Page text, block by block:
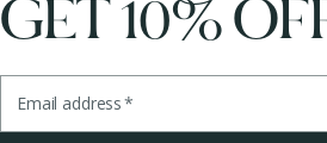
GET 10%
Email address*